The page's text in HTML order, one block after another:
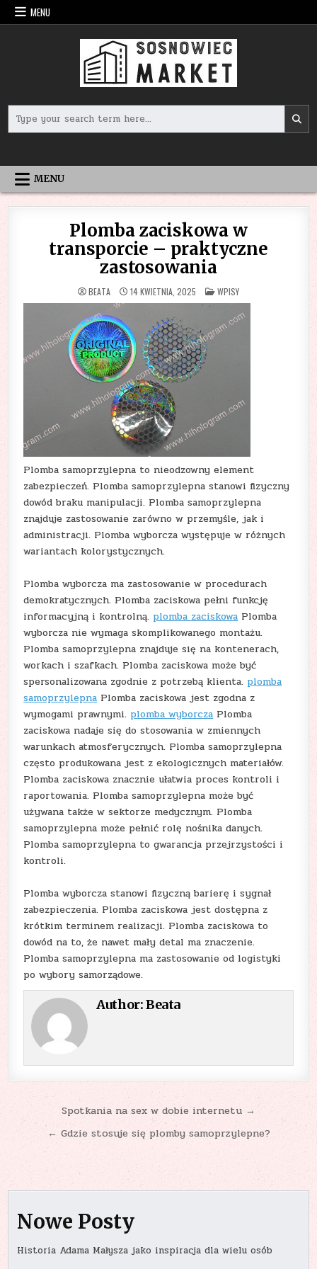
Skip
to
MENU
for:
MENU
Plomba zaciskowa w
transporcie – praktyczne
zastosowania
BEATA 14 KWIETNIA, 2025 POSTED
IN
WPISY
Plomba samoprzylepna to nieodzowny element
zabezpieczeń. Plomba samoprzylepna stanowi fizyczny
dowód braku manipulacji. Plomba samoprzylepna
znajduje zastosowanie zarówno w przemyśle, jak i
administracji. Plomba wyborcza występuje w różnych
wariantach kolorystycznych.
Plomba wyborcza ma zastosowanie w procedurach
demokratycznych. Plomba zaciskowa pełni funkcję
informacyjną i kontrolną. plomba zaciskowaPlomba
wyborcza nie wymaga skomplikowanego montażu.
Plomba samoprzylepna znajduje się na kontenerach,
workach i szafkach. Plomba zaciskowa może być
spersonalizowana zgodnie z potrzebą klienta. plomba
samoprzylepnaPlomba zaciskowa jest zgodna z
wymogami prawnymi. plomba wyborczaPlomba
zaciskowa nadaje się do stosowania w zmiennych
warunkach atmosferycznych. Plomba samoprzylepna
często produkowana jest z ekologicznych materiałów.
Plomba zaciskowa znacznie ułatwia proces kontroli i
raportowania. Plomba samoprzylepna może być
używana także w sektorze medycznym. Plomba
samoprzylepna może pełnić rolę nośnika danych.
Plomba samoprzylepna to gwarancja przejrzystości i
kontroli.
Plomba wyborcza stanowi fizyczną barierę i sygnał
zabezpieczenia. Plomba zaciskowa jest dostępna z
krótkim terminem realizacji. Plomba zaciskowa to
dowód na to, że nawet mały detal ma znaczenie.
Plomba samoprzylepna ma zastosowanie od logistyki
po wybory samorządowe.
Author:Beata
Nawigacja
wpisu
Spotkania na sex w dobie internetu →
← Gdzie stosuje się plomby samoprzylepne?
Nowe Posty
Historia Adama Małysza jako inspiracja dla wielu osób